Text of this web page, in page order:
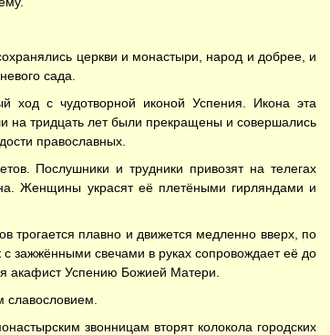
церкви и монастыри, народ и добрее, и
сада.
ход с чудотворной иконой Успения. Икона эта
на тридцать лет были прекращены и совершались
православных.
Послушники и трудники привозят на телегах
Женщины украсят её плетёными гирляндами и
трогается плавно и движется медленно вверх, по
зажжёнными свечами в руках сопровождает её до
акафист Успению Божией Матери.
славословием.
звонницам вторят колокола городских